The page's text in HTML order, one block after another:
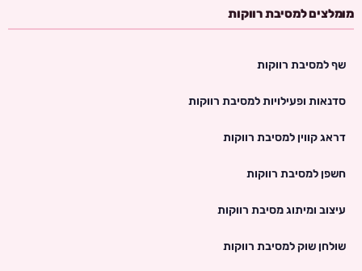
מומלצים למסיבת רווקות
שף למסיבת רווקות
סדנאות ופעילויות למסיבת רווקות
דראג קווין למסיבת רווקות
חשפן למסיבת רווקות
עיצוב ומיתוג מסיבת רווקות
שולחן שוק למסיבת רווקות